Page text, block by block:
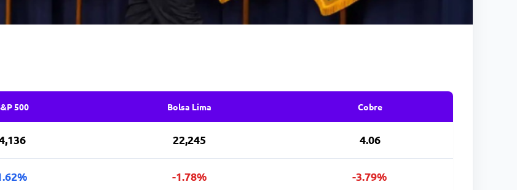
500 Bolsa Lima Cobre
22,245 4.06
-1.78% -3.79%